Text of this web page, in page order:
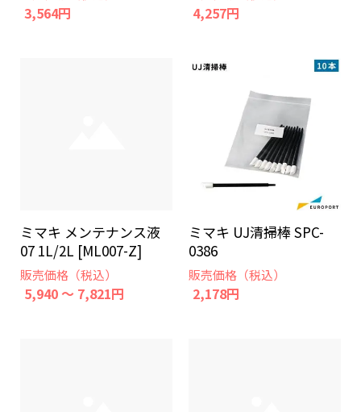
3,564円 4,257円
ミマキ メンテナンス液
07 1L/2L [ML007-Z]
販売価格（税込）
5,940 ～ 7,821円
ミマキ UJ清掃棒 SPC-
0386
販売価格（税込）
2,178円